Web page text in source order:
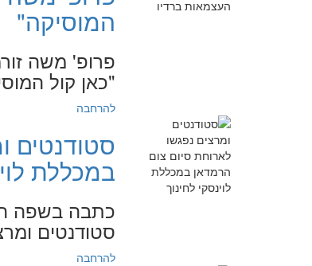
המוסיקה"
פרופ' משה
"כאן קול
להרחבה
סטודנטים
במכללת
כתבה בשפה
סטודנטים
להרחבה